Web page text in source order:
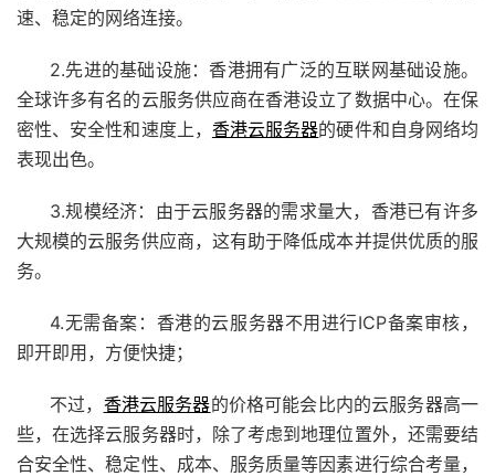
速、稳定的网络连接。
2.先进的基础设施：香港拥有广泛的互联网基础设施。
全球许多有名的云服务供应商在香港设立了数据中心。在保
密性、安全性和速度上， 香港云服务器的硬件和自身网络均
表现出色。
3.规模经济：由于云服务器的需求量大，香港已有许多
大规模的云服务供应商，这有助于降低成本并提供优质的服
务。
4.无需备案：香港的云服务器不用进行ICP备案审核，
即开即用，方便快捷；
不过， 香港云服务器的价格可能会比内的云服务器高一
些，在选择云服务器时，除了考虑到地理位置外，还需要结
合安全性、稳定性、成本、服务质量等因素进行综合考量，